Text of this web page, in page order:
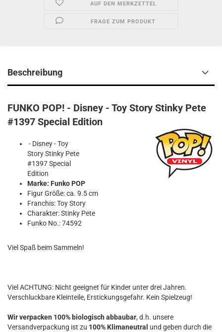
AUF DEN MERKZETTEL
FRAGE ZUM PRODUKT
Beschreibung
FUNKO POP! - Disney - Toy Story Stinky Pete
#1397 Special Edition
- Disney - Toy
Story Stinky Pete
#1397 Special
Edition
Marke: Funko POP
Figur Größe: ca. 9.5 cm
Franchis: Toy Story
Charakter: Stinky Pete
Funko No.: 74592
Viel Spaß beim Sammeln!
Viel ACHTUNG: Nicht geeignet für Kinder unter drei Jahren.
Verschluckbare Kleinteile, Erstickungsgefahr. Kein Spielzeug!
Wir verpacken 100% biologisch abbaubar, d.h. unsere
Versandverpackung ist zu 100% Klimaneutral und geben durch die